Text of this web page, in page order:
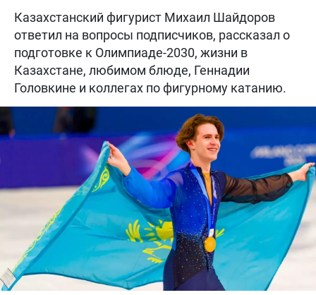
Казахстанский фигурист Михаил Шайдоров
ответил на вопросы подписчиков, рассказал о
подготовке к Олимпиаде-2030, жизни в
Казахстане, любимом блюде, Геннадии
Головкине и коллегах по фигурному катанию.